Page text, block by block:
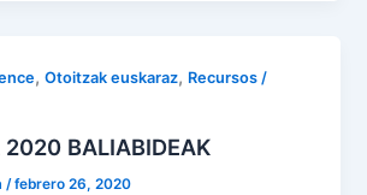
,Otoitzak euskaraz, Recursos /
2020 BALIABIDEAK
/febrero 26, 2020